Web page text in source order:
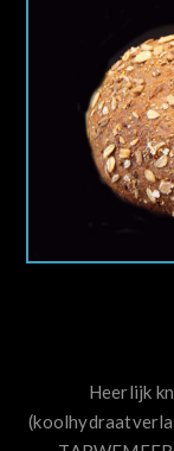
Heerlijk